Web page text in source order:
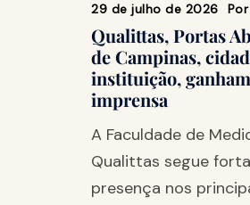
29 de julho de 2026 Por
Qualittas, Portas
de Campinas,
instituição,
imprensa
A Faculdade de
Qualittas segue
presença nos